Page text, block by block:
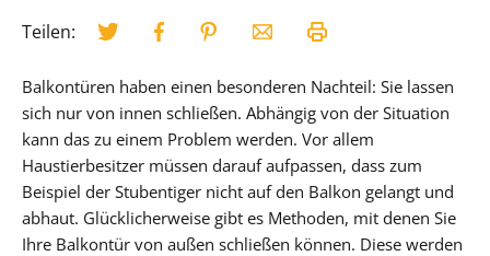
Teilen:
Balkontüren haben einen besonderen Nachteil: Sie lassen
sich nur von innen schließen. Abhängig von der Situation
kann das zu einem Problem werden. Vor allem
Haustierbesitzer müssen darauf aufpassen, dass zum
Beispiel der Stubentiger nicht auf den Balkon gelangt und
abhaut. Glücklicherweise gibt es Methoden, mit denen Sie
Ihre Balkontür von außen schließen können. Diese werden